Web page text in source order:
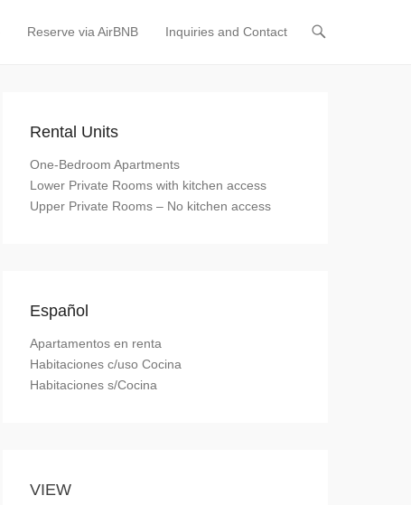
Reserve via AirBNB Inquiries and Contact
Rental Units
One-Bedroom Apartments
Lower Private Rooms with kitchen access
Upper Private Rooms – No kitchen access
Español
Apartamentos en renta
Habitaciones c/uso Cocina
Habitaciones s/Cocina
VIEW